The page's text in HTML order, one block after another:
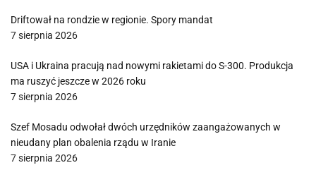
Driftował na rondzie w regionie. Spory mandat
7 sierpnia 2026
USA i Ukraina pracują nad nowymi rakietami do S-300. Produkcja
ma ruszyć jeszcze w 2026 roku
7 sierpnia 2026
Szef Mosadu odwołał dwóch urzędników zaangażowanych w
nieudany plan obalenia rządu w Iranie
7 sierpnia 2026